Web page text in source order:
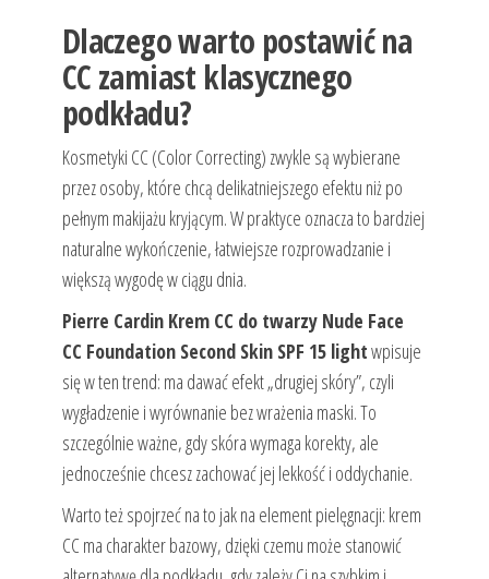
Dlaczego warto postawić na
CC zamiast klasycznego
podkładu?
Kosmetyki CC (Color Correcting) zwykle są wybierane
przez osoby, które chcą delikatniejszego efektu niż po
pełnym makijażu kryjącym. W praktyce oznacza to bardziej
naturalne wykończenie, łatwiejsze rozprowadzanie i
większą wygodę w ciągu dnia.
Pierre Cardin Krem CC do twarzy Nude Face
CC Foundation Second Skin SPF 15 lightwpisuje
się w ten trend: ma dawać efekt „drugiej skóry”, czyli
wygładzenie i wyrównanie bez wrażenia maski. To
szczególnie ważne, gdy skóra wymaga korekty, ale
jednocześnie chcesz zachować jej lekkość i oddychanie.
Warto też spojrzeć na to jak na element pielęgnacji: krem
CC ma charakter bazowy, dzięki czemu może stanowić